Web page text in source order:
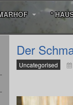
*
Der
Uncategorised